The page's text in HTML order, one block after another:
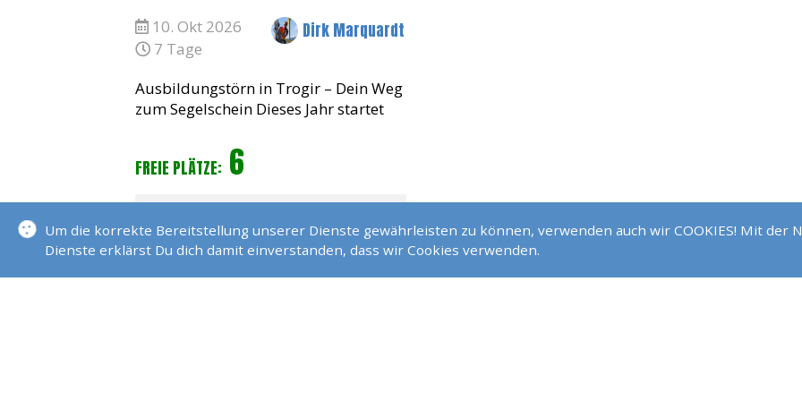
10. Okt 2026
7 Tage
Dirk Marquardt
Ausbildungstörn in Trogir – Dein Weg
zum Segelschein Dieses Jahr startet
(Sportküstenschifferschein) und den
SBFS (Sportbootführerschein See) in
FREIE PLÄTZE: 6
Um die korrekte Bereitstellung unserer Dienste gewährleisten zu können, verwenden auch wir COOKIES! Mit der
Dienste erklärst Du dich damit einverstanden, dass wir Cookies verwenden.